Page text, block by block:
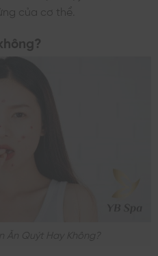
của cơ thể.
Ăn Quýt Hay Không?